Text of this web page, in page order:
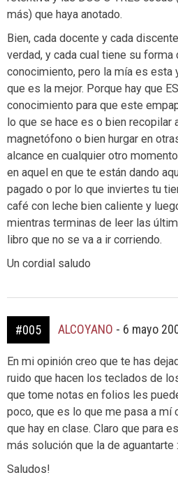
más) que haya anotado.
Bien, cada docente y cada
verdad, y cada cual tiene su
conocimiento, pero la mía es esta
que es la mejor. Porque hay que
conocimiento para que este
lo que se hace es o bien recopilar
magnetófono o bien hurgar en
alcance en cualquier otro
en aquel en que te están dando
pagado o por lo que inviertes tu
café con leche bien caliente y
mientras terminas de leer las
libro que no se va a ir corriendo.
Un cordial saludo
#005 ALCOYANO - 6 mayo
En mi opinión creo que te has
ruido que hacen los teclados de
que tome notas en folios les
poco, que es lo que me pasa a
que hay en clase. Claro que para
más solución que la de aguantarte
Saludos!